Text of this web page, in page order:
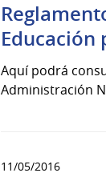
Educación
Aquí podrá
Administración
11/05/2016